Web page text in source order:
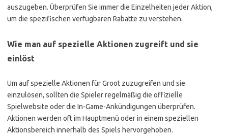
auszugeben. Überprüfen Sie immer die Einzelheiten jeder Aktion,
um die spezifischen verfügbaren Rabatte zu verstehen.
Wie man auf spezielle Aktionen zugreift und sie
einlöst
Um auf spezielle Aktionen für Groot zuzugreifen und sie
einzulösen, sollten die Spieler regelmäßig die offizielle
Spielwebsite oder die In-Game-Ankündigungen überprüfen.
Aktionen werden oft im Hauptmenü oder in einem speziellen
Aktionsbereich innerhalb des Spiels hervorgehoben.